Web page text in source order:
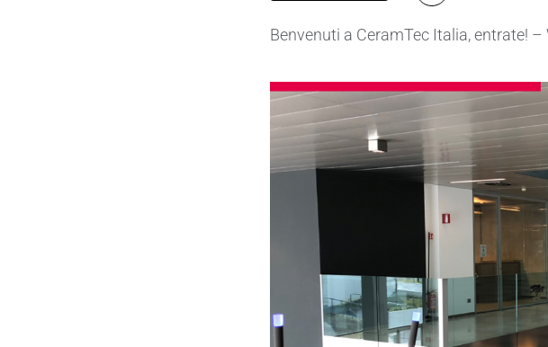
Pumpen, Ventile & Dichtungen
SPK® by CeramTec
Substrate
Zerspanungstechnik
Benvenuti a CeramTec Italia, entrate!